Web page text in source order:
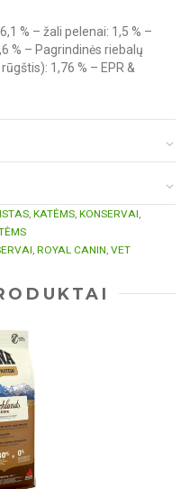
% – žali pelenai: 1,5 % –
% – Pagrindinės riebalų
1,76 % – EPR &
, KATĖMS, KONSERVAI,
, ROYAL CANIN, VET